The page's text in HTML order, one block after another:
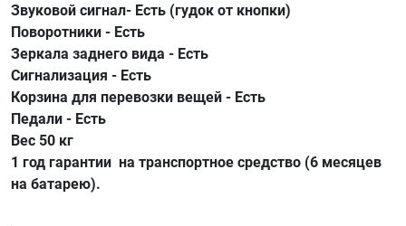
Звуковой сигнал- Есть (гудок от кнопки)
Поворотники - Есть
Зеркала заднего вида - Есть
Сигнализация - Есть
Корзина для перевозки вещей - Есть
Педали - Есть
Вес 50 кг
1 год гарантии на транспортное средство (6 месяцев
на батарею).